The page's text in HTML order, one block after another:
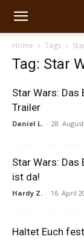
Home Tags
Tag: Star
Star Wars: Das
Trailer
Daniel L. - 28.
Star Wars:
ist da!
Hardy Z. - 16. April
Haltet Euch